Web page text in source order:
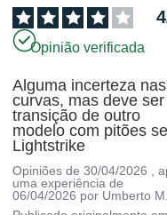
4
Opinião verificada
Alguma incerteza nas
curvas, mas deve
transição de outro
modelo com pitões
Lightstrike
Opiniões de30/04/2026
,
uma experiência de
06/04/2026 por Umberto